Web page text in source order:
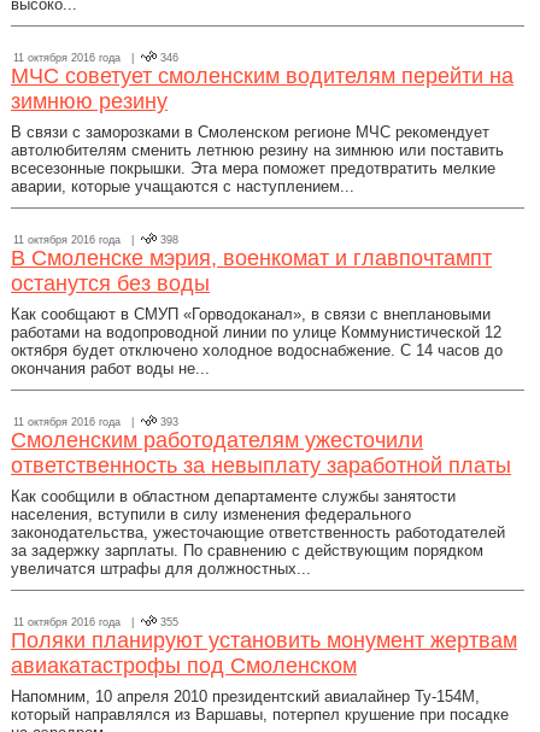
высоко...
11 октября 2016 года | 346
МЧС советует смоленским водителям перейти на
зимнюю резину
В связи с заморозками в Смоленском регионе МЧС рекомендует
автолюбителям сменить летнюю резину на зимнюю или поставить
всесезонные покрышки. Эта мера поможет предотвратить мелкие
аварии, которые учащаются с наступлением...
11 октября 2016 года | 398
В Смоленске мэрия, военкомат и главпочтампт
останутся без воды
Как сообщают в СМУП «Горводоканал», в связи с внеплановыми
работами на водопроводной линии по улице Коммунистической 12
октября будет отключено холодное водоснабжение. С 14 часов до
окончания работ воды не...
11 октября 2016 года | 393
Смоленским работодателям ужесточили
ответственность за невыплату заработной платы
Как сообщили в областном департаменте службы занятости
населения, вступили в силу изменения федерального
законодательства, ужесточающие ответственность работодателей
за задержку зарплаты. По сравнению с действующим порядком
увеличатся штрафы для должностных...
11 октября 2016 года | 355
Поляки планируют установить монумент жертвам
авиакатастрофы под Смоленском
Напомним, 10 апреля 2010 президентский авиалайнер Ту-154М,
который направлялся из Варшавы, потерпел крушение при посадке